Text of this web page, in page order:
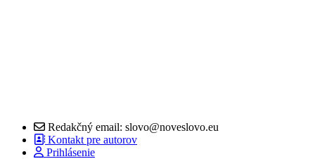
Redakčný email: slovo@noveslovo.eu
Kontakt pre autorov
Prihlásenie